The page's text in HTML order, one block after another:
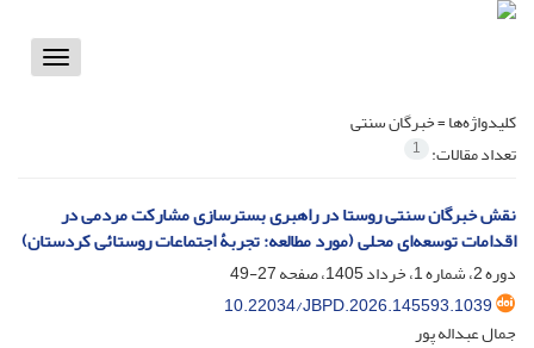
Toggle
کلیدواژه‌ها =خبرگان سنتی
تعداد مقالات: 1
نقش خبرگان سنتی روستا در راهبری بسترسازی مشارکت مردمی در
اقدامات توسعه‌ای محلی (مورد مطالعه: تجربۀ اجتماعات روستائی کردستان)
دوره 2، شماره 1، خرداد 1405، صفحه
27-49
10.22034/JBPD.2026.145593.1039
جمال عبداله پور